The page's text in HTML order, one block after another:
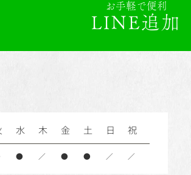
お手軽で便利
LINE追加
水 木 金 土 日 祝
● ／ ● ● ／ ／